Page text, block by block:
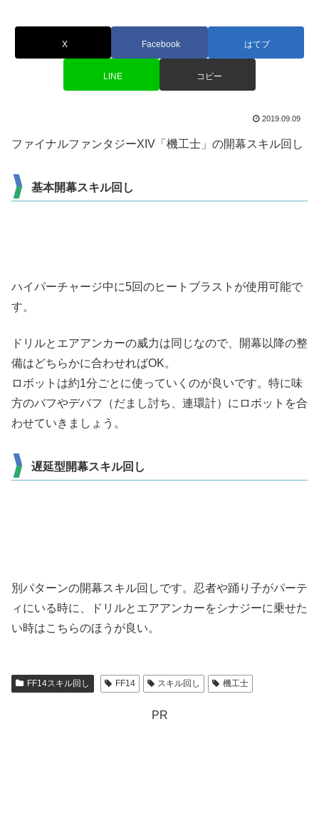
X Facebook はてブ
LINE コピー
2019.09.09
ファイナルファンタジーXIV「機工士」の開幕スキル回し
基本開幕スキル回し
ハイパーチャージ中に5回のヒートブラストが使用可能で
す。
ドリルとエアアンカーの威力は同じなので、開幕以降の整
備はどちらかに合わせればOK。
ロボットは約1分ごとに使っていくのが良いです。特に味
方のバフやデバフ（だまし討ち、連環計）にロボットを合
わせていきましょう。
遅延型開幕スキル回し
別パターンの開幕スキル回しです。忍者や踊り子がパーテ
ィにいる時に、ドリルとエアアンカーをシナジーに乗せた
い時はこちらのほうが良い。
FF14スキル回し FF14 スキル回し 機工士
PR